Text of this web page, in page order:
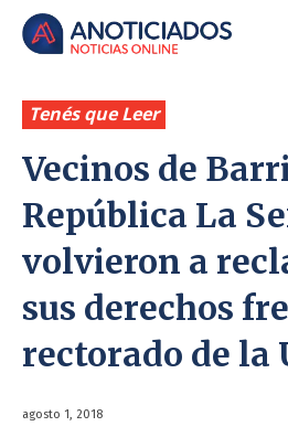
Tenés que Leer
Vecinos de
República La
volvieron a
sus derechos
rectorado de la
agosto 1, 2018